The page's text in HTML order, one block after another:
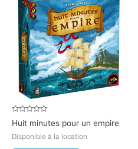
Note
0
5
Huit minutes pour un empire
Disponible à la location